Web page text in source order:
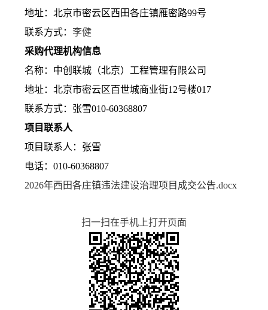
地址： 北京市密云区西田各庄镇雁密路99号
联系方式： 李健
采购代理机构信息
名称：中创联城（北京）工程管理有限公司
地址： 北京市密云区百世城商业街12号楼017
联系方式：张雪010-60368807
项目联系人
项目联系人：张雪
电话： 010-60368807
2026年西田各庄镇违法建设治理项目成交公告.docx
扫一扫在手机上打开页面